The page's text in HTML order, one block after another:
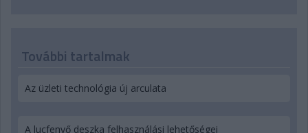
További tartalmak
Az üzleti technológia új arculata
A lucfenyő deszka felhasználási lehetőségei